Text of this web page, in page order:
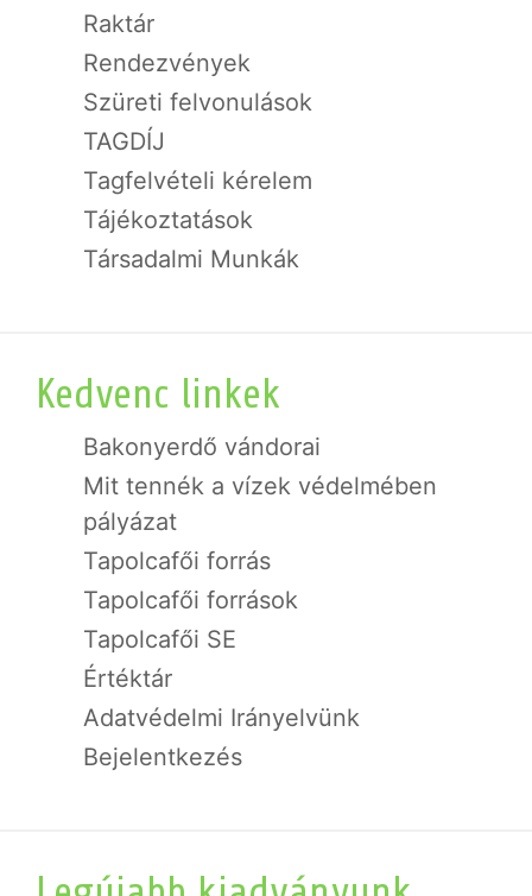
Raktár
Rendezvények
Szüreti felvonulások
TAGDÍJ
Tagfelvételi kérelem
Tájékoztatások
Társadalmi Munkák
Kedvenc linkek
Bakonyerdő vándorai
Mit tennék a vízek védelmében
pályázat
Tapolcafői forrás
Tapolcafői források
Tapolcafői SE
Értéktár
Adatvédelmi Irányelvünk
Bejelentkezés